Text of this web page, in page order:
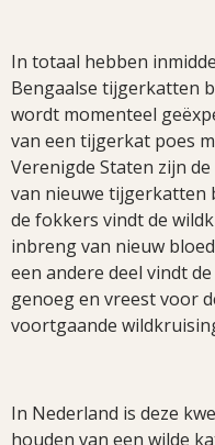
In totaal hebben
Bengaalse tijgerkatten
wordt momenteel
van een tijgerkat poes
Verenigde Staten zijn
van nieuwe tijgerkatten
de fokkers vindt de
inbreng van nieuw
een andere deel vindt
genoeg en vreest voor
voortgaande
In Nederland is deze
houden van een wilde